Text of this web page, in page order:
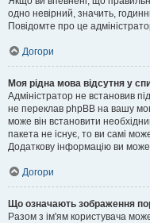
одно невірний, значить,
Повідомте про це
Догори
Моя рідна мова відсутня у
Адміністратор не встановив
не переклав phpBB на вашу
може він встановити
пакета не існує, то ви самі
Додаткову інформацію ви
Догори
Що означають зображення
Разом з ім'ям користувача